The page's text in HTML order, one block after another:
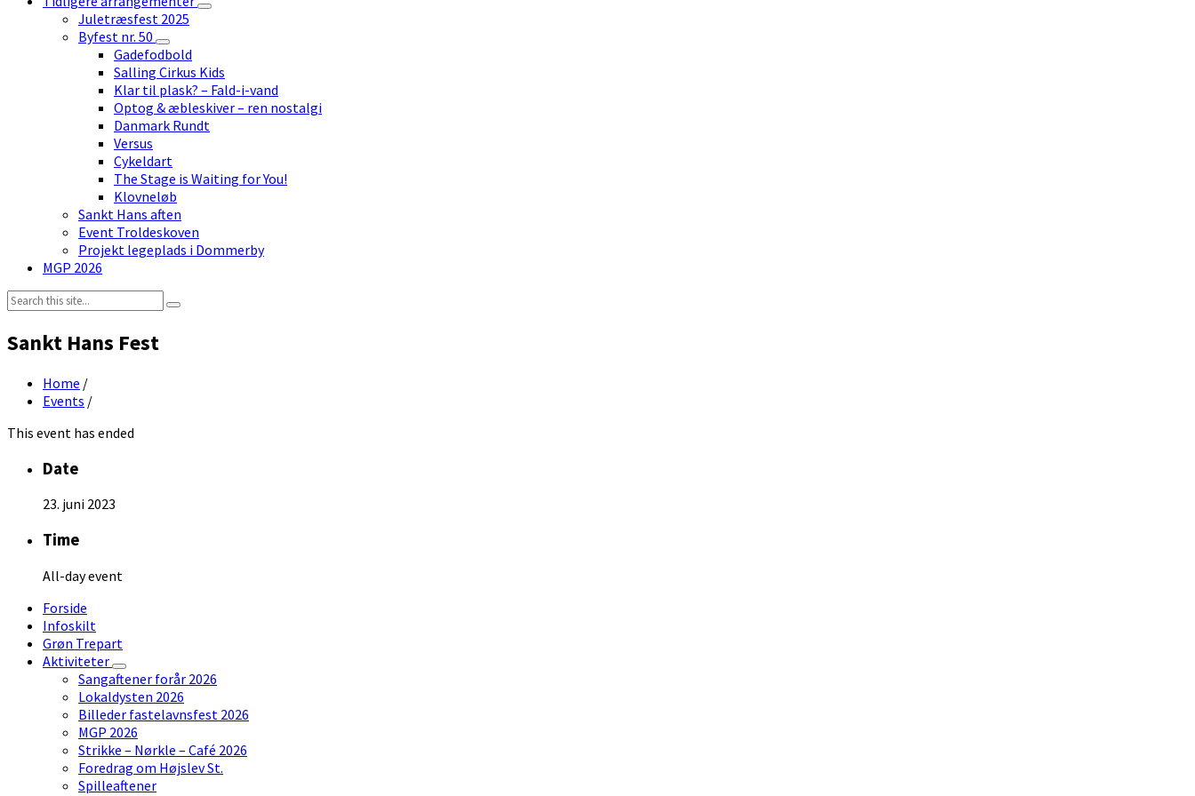
Juletræsfest 2025
Byfest nr. 50
Gadefodbold
Salling Cirkus Kids
Klar til plask? – Fald-i-vand
Optog & æbleskiver – ren nostalgi
Danmark Rundt
Versus
Cykeldart
The Stage is Waiting for You!
Klovneløb
Sankt Hans aften
Event Troldeskoven
Projekt legeplads i Dommerby
MGP 2026
Search:
Sankt Hans Fest
Home /
Events /
This event has ended
Date
23. juni 2023
Time
All-day event
Forside
Infoskilt
Grøn Trepart
Aktiviteter
Sangaftener forår 2026
Lokaldysten 2026
Billeder fastelavnsfest 2026
MGP 2026
Strikke – Nørkle – Café 2026
Foredrag om Højslev St.
Spilleaftener